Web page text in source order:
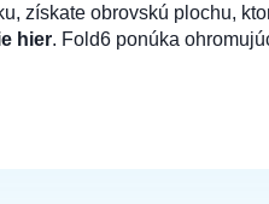
získate obrovskú plochu,
hier. Fold6 ponúka